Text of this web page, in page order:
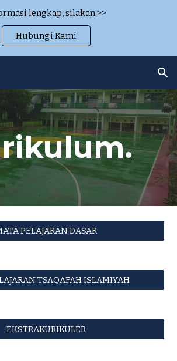
lengkap, silakan >>
Hubungi Kami
PELAJARAN DASAR
TSAQAFAH ISLAMIYAH
EKSTRAKURIKULER